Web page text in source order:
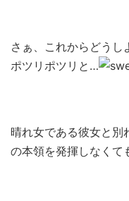
さぁ、これからどうし
ポツリポツリと…
晴れ女である彼女と別
の本領を発揮しなくて